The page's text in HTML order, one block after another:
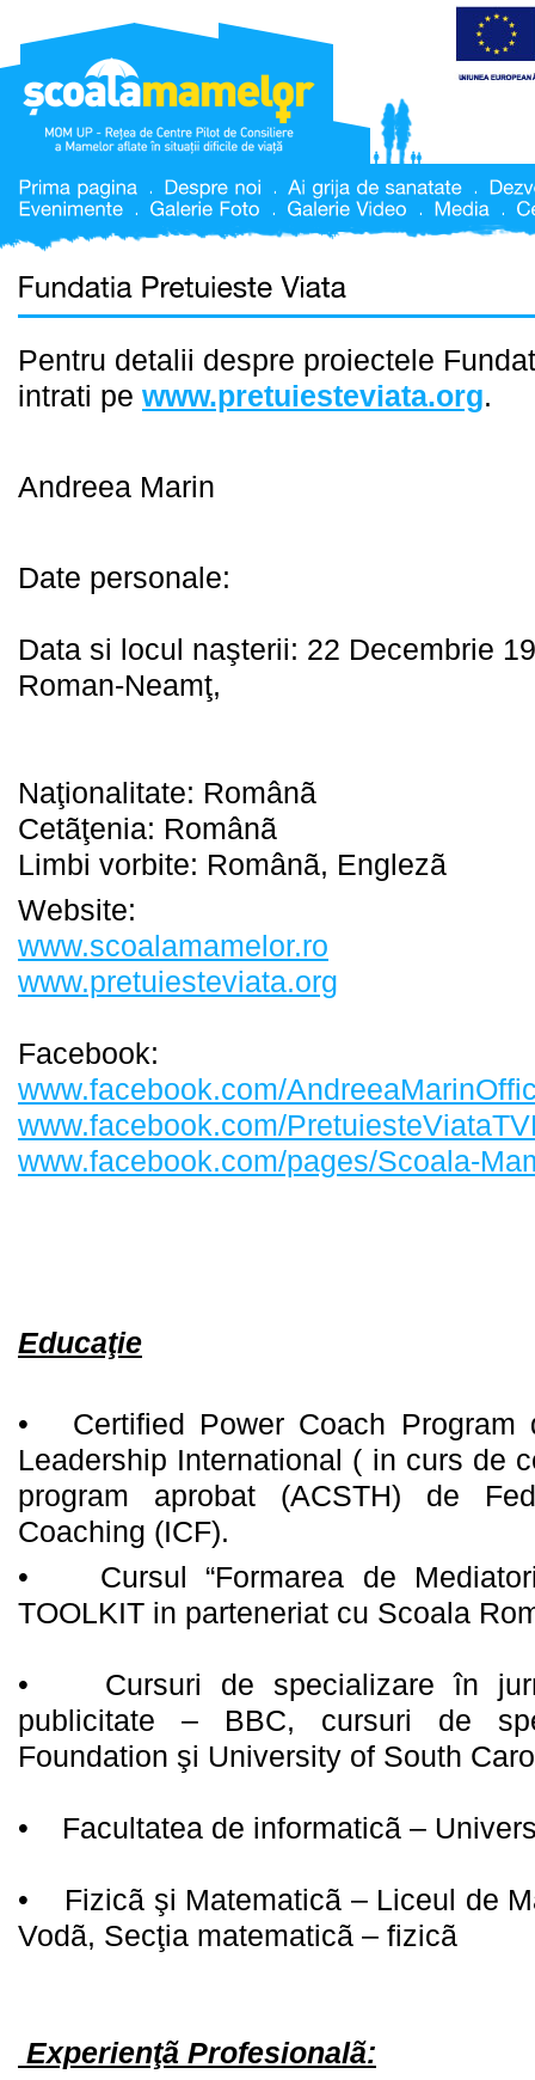
Pentru detalii despre proiectele
intrati pe www.pretuiesteviata.org.
Andreea Marin
Date personale:
Data si locul naşterii: 22 Decembrie
Roman-Neamţ,
Naţionalitate: Românã
Cetãţenia: Românã
Limbi vorbite: Românã, Englezã
Website:
www.scoalamamelor.ro
www.pretuiesteviata.org
Facebook:
www.facebook.com/
www.facebook.com/
www.facebook.com/pages/Scoala-
Educaţie
• Certified Power Coach Program
Leadership International ( in curs de
program aprobat (ACSTH) de
Coaching (ICF).
• Cursul “Formarea de
TOOLKIT in parteneriat cu Scoala
• Cursuri de specializare în
publicitate – BBC, cursuri de
Foundation şi University of South
• Facultatea de informaticã –
• Fizicã şi Matematicã – Liceul de
Vodã, Secţia matematicã – fizicã
Experienţã Profesionalã: